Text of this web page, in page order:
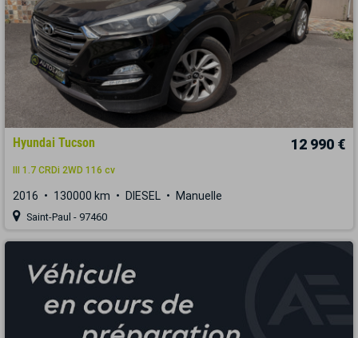
Hyundai Tucson 12 990 €
III 1.7 CRDi 2WD 116 cv
2016 130000 km DIESEL Manuelle
Saint-Paul - 97460